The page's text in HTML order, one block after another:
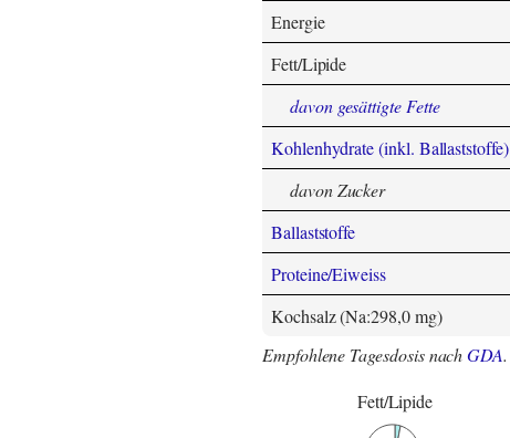
Energie
Fett/Lipide
davon gesättigte Fette
Kohlenhydrate (inkl. Ballaststoffe)
davon Zucker
Ballaststoffe
Proteine/Eiweiss
Kochsalz (Na:298,0 mg)
Empfohlene Tagesdosis nachGDA.
Fett/Lipide